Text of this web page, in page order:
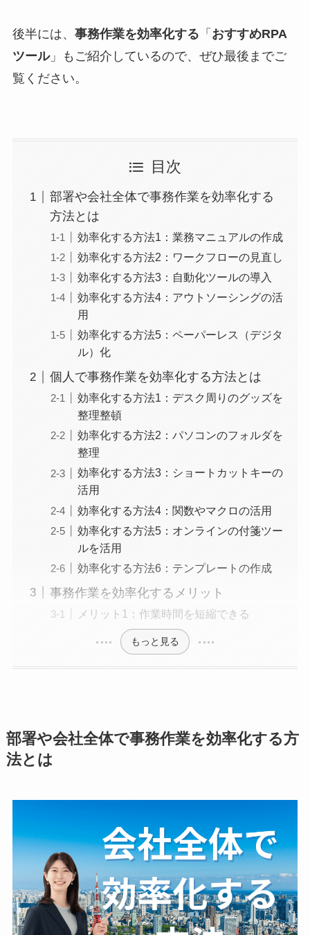
後半には、 事務作業を効率化する 「 おすすめRPA
ツール」もご紹介しているので、ぜひ最後までご
覧ください。
目次
部署や会社全体で事務作業を効率化する
方法とは
効率化する方法1：業務マニュアルの作成
効率化する方法2：ワークフローの見直し
効率化する方法3：自動化ツールの導入
効率化する方法4：アウトソーシングの活
用
効率化する方法5：ペーパーレス（デジタ
ル）化
個人で事務作業を効率化する方法とは
効率化する方法1：デスク周りのグッズを
整理整頓
効率化する方法2：パソコンのフォルダを
整理
効率化する方法3：ショートカットキーの
活用
効率化する方法4：関数やマクロの活用
効率化する方法5：オンラインの付箋ツー
ルを活用
効率化する方法6：テンプレートの作成
事務作業を効率化するメリット
メリット1：作業時間を短縮できる
もっと見る
部署や会社全体で事務作業を効率化する方
法とは